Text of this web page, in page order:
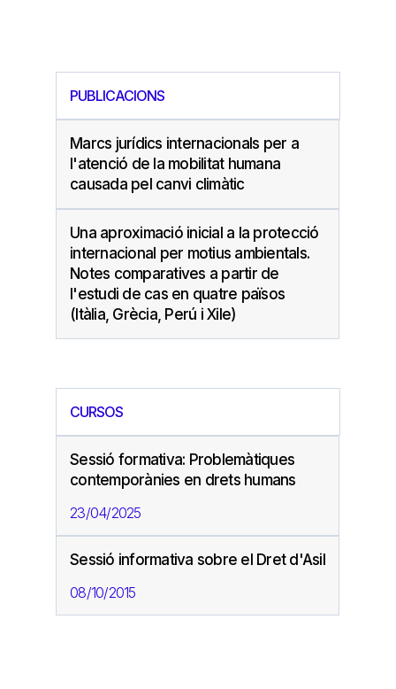
PUBLICACIONS
Marcs jurídics internacionals per a
l'atenció de la mobilitat humana
causada pel canvi climàtic
Una aproximació inicial a la protecció
internacional per motius ambientals.
Notes comparatives a partir de
l'estudi de cas en quatre països
(Itàlia, Grècia, Perú i Xile)
CURSOS
Sessió formativa: Problemàtiques
contemporànies en drets humans
23/04/2025
Sessió informativa sobre el Dret d'Asil
08/10/2015